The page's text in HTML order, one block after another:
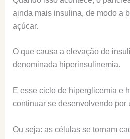
ainda mais insulina, de modo a
açúcar.
O que causa a elevação de
denominada hiperinsulinemia.
E esse ciclo de hiperglicemia e
continuar se desenvolvendo por
Ou seja: as células se tornam